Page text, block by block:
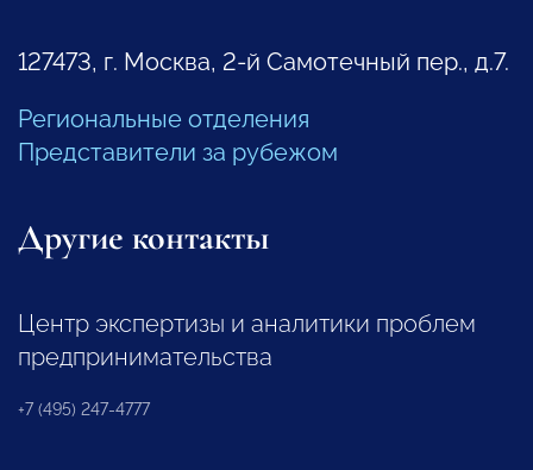
127473, г. Москва, 2-й Самотечный пер., д.7.
Региональные отделения
Представители за рубежом
Другие контакты
Центр экспертизы и аналитики проблем
предпринимательства
+7 (495) 247-4777